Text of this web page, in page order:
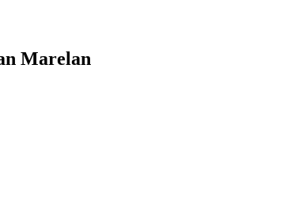
Marelan